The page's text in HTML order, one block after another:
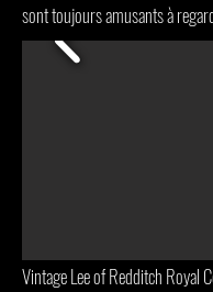
sont toujours amusants à
Vintage Lee of Redditch Royal